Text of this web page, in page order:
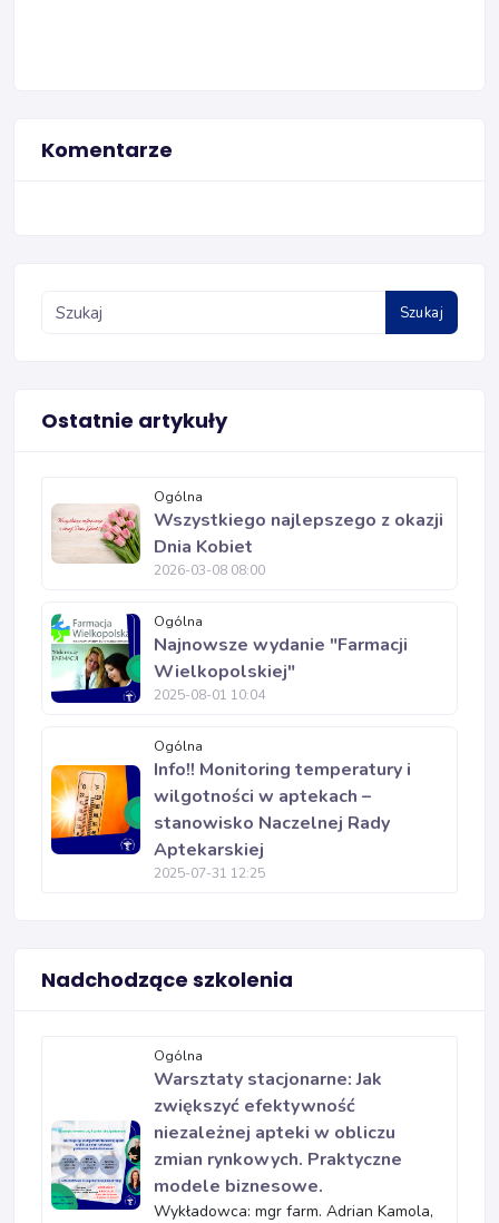
Komentarze
Szukaj
Ostatnie artykuły
Ogólna
Wszystkiego najlepszego z okazji
Dnia Kobiet
2026-03-08 08:00
Ogólna
Najnowsze wydanie "Farmacji
Wielkopolskiej"
2025-08-01 10:04
Ogólna
Info!! Monitoring temperatury i
wilgotności w aptekach –
stanowisko Naczelnej Rady
Aptekarskiej
2025-07-31 12:25
Nadchodzące szkolenia
Ogólna
Warsztaty stacjonarne: Jak
zwiększyć efektywność
niezależnej apteki w obliczu
zmian rynkowych. Praktyczne
modele biznesowe.
Wykładowca: mgr farm. Adrian Kamola,